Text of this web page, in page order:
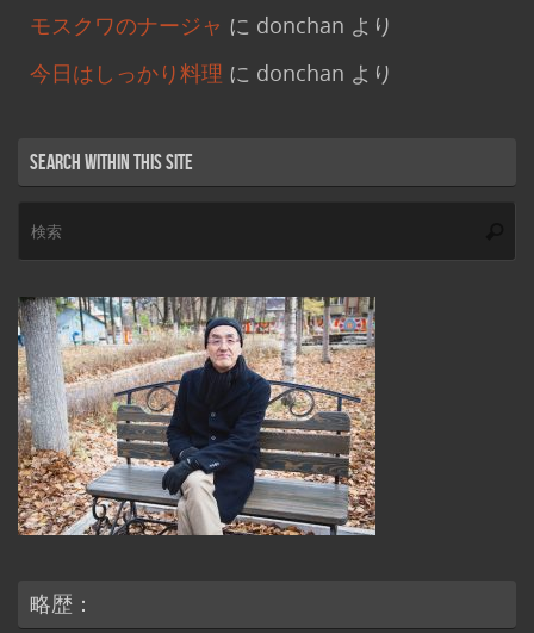
モスクワのナージャ に donchan より
今日はしっかり料理 に donchan より
Search within this site
索
略歴：